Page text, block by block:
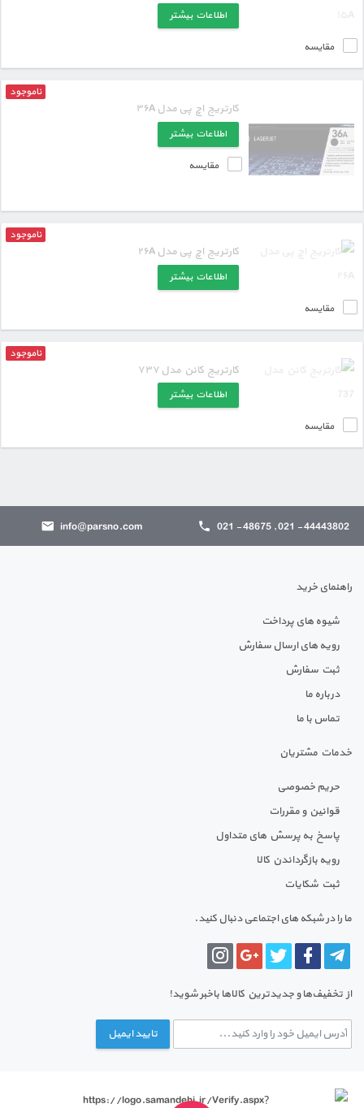
اطلاعات بیشتر
مقایسه
کارتریج اچ پی مدل ۳۶A
ناموجود
اطلاعات بیشتر
مقایسه
کارتریج اچ پی مدل ۲۶A
ناموجود
اطلاعات بیشتر
مقایسه
کارتریج کانن مدل ۷۳۷
ناموجود
اطلاعات بیشتر
مقایسه
44443802 - 021 , 48675 - 021
info@parsno.com
راهنمای خرید
شیوه های پرداخت
رویه های ارسال سفارش
ثبت سفارش
درباره ما
تماس با ما
خدمات مشتریان
حریم خصوصی
قوانین و مقررات
پاسخ به پرسش های متداول
رویه بازگرداندن کالا
ثبت شکایات
ما را در شبکه های اجتماعی دنبال کنید.
از تخفیف‌ها و جدیدترین‌ کالاها باخبر شوید!
تایید ایمیل